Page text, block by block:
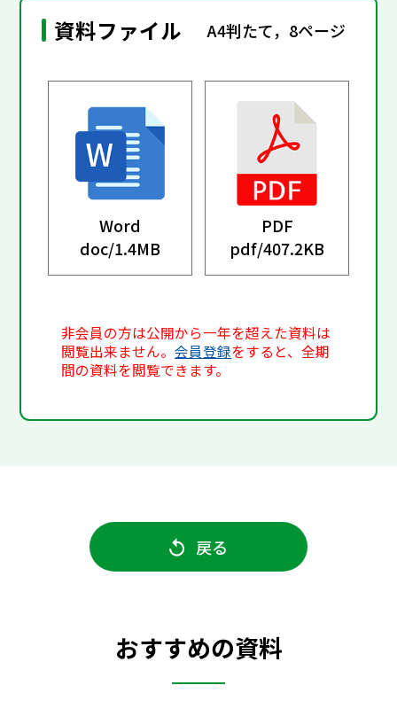
資料ファイル A4判たて，8ページ
Word
doc/1.4MB
PDF
pdf/407.2KB
非会員の方は公開から一年を超えた資料は
閲覧出来ません。会員登録をすると、全期
間の資料を閲覧できます。
戻る
おすすめの資料